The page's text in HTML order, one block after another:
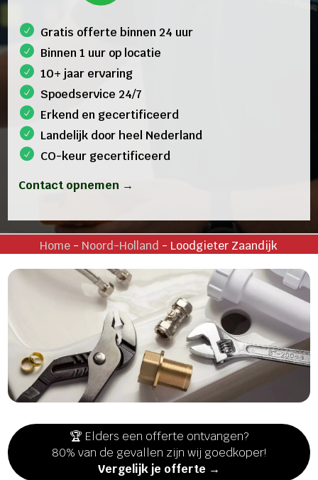
Gratis offerte binnen 24 uur
Binnen 1 uur op locatie
10+ jaar ervaring
Spoedservice 24/7
Erkend en gecertificeerd
Landelijk door heel Nederland
CO-keur gecertificeerd
Contact opnemen →
Home - Noord-Holland - Loodgieter Zaandijk
🏆 Elders een offerte ontvangen?
80% van de gevallen zijn wij goedkoper!
Vergelijk je offerte →